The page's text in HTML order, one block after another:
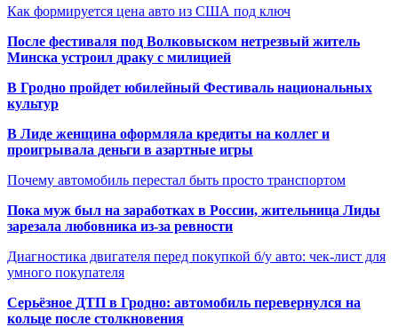
Как формируется цена авто из США под ключ
После фестиваля под Волковыском нетрезвый житель
Минска устроил драку с милицией
В Гродно пройдет юбилейный Фестиваль национальных
культур
В Лиде женщина оформляла кредиты на коллег и
проигрывала деньги в азартные игры
Почему автомобиль перестал быть просто транспортом
Пока муж был на заработках в России, жительница Лиды
зарезала любовника из-за ревности
Диагностика двигателя перед покупкой б/у авто: чек-лист для
умного покупателя
Серьёзное ДТП в Гродно: автомобиль перевернулся на
кольце после столкновения